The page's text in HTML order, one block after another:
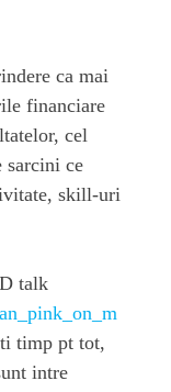
ca mai
financiare
cel
sarcini ce
skill-uri
talk
timp pt tot,
intre